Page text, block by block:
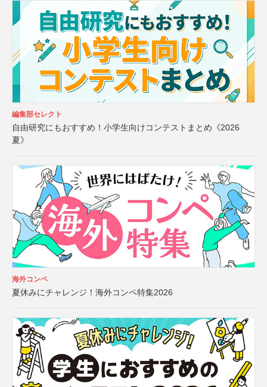
編集部セレクト
自由研究にもおすすめ！小学生向けコンテストまとめ《2026
夏》
海外コンペ
夏休みにチャレンジ！海外コンペ特集2026